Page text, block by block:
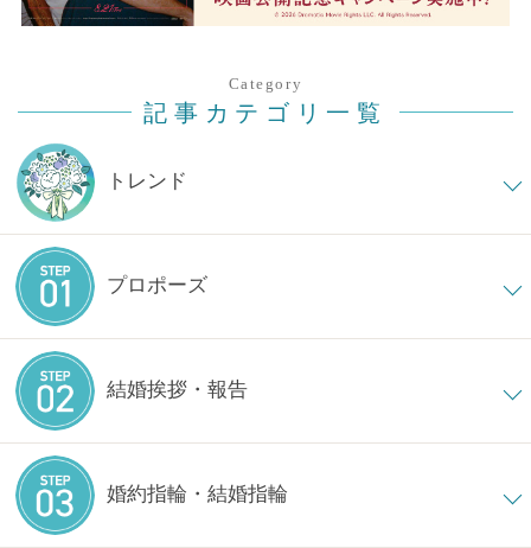
Category
記事カテゴリ一覧
トレンド
プロポーズ
結婚挨拶・報告
婚約指輪・結婚指輪